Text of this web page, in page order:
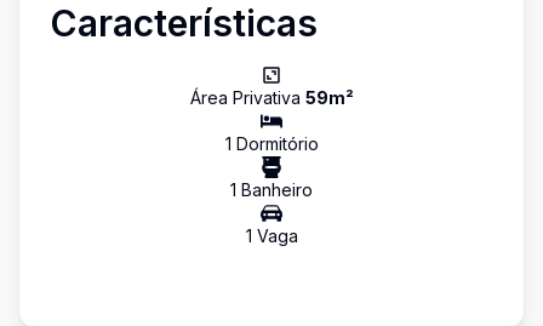
Características
Área Privativa 59m²
1 Dormitório
1 Banheiro
1 Vaga